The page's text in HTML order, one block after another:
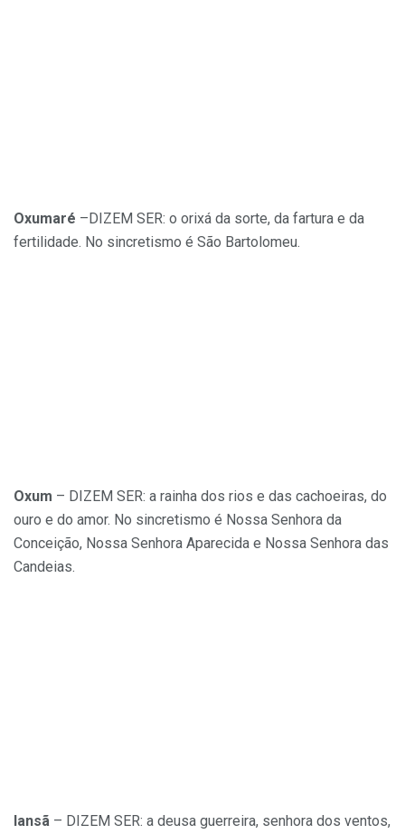
Oxumaré –DIZEM SER: o orixá da sorte, da fartura e da
fertilidade. No sincretismo é São Bartolomeu.
Oxum – DIZEM SER: a rainha dos rios e das cachoeiras, do
ouro e do amor. No sincretismo é Nossa Senhora da
Conceição, Nossa Senhora Aparecida e Nossa Senhora das
Candeias.
Iansã – DIZEM SER: a deusa guerreira, senhora dos ventos,